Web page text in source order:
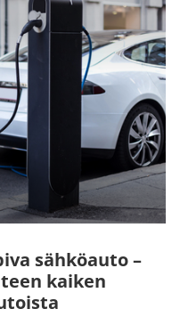
sähköauto –
kaiken